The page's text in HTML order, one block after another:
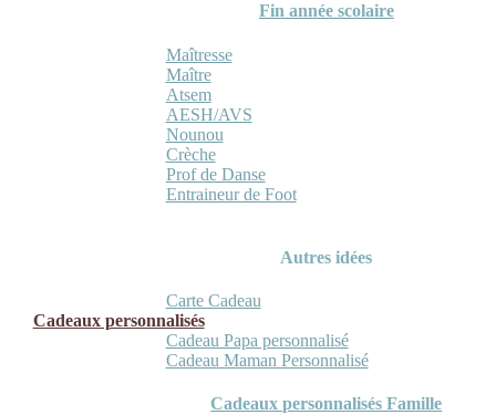
Fin année scolaire
Maîtresse
Maître
Atsem
AESH/AVS
Nounou
Crèche
Prof de Danse
Entraineur de Foot
Autres idées
Carte Cadeau
Cadeaux personnalisés
Cadeau Papa personnalisé
Cadeau Maman Personnalisé
Cadeaux personnalisés Famille